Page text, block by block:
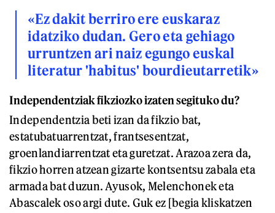
«Ez dakit berriro ere euskaraz
idatziko dudan. Gero eta gehiago
urruntzen ari naiz egungo euskal
literatur 'habitus' bourdieutarretik»
Independentziak fikziozko izaten segituko du?
Independentzia beti izan da fikzio bat,
estatubatuarrentzat, frantsesentzat,
groenlandiarrentzat eta guretzat. Arazoa zera da,
fikzio horren atzean gizarte kontsentsu zabala eta
armada bat duzun. Ayusok, Melenchonek eta
Abascalek oso argi dute. Guk ez [begia kliskatzen